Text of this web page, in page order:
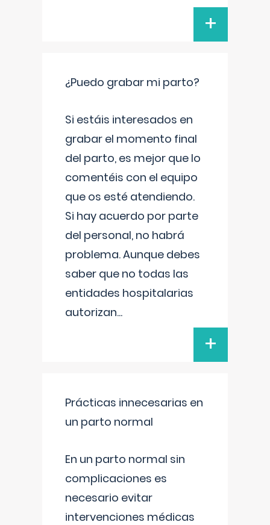
+
¿Puedo grabar mi parto?
Si estáis interesados en
grabar el momento final
del parto, es mejor que lo
comentéis con el equipo
que os esté atendiendo.
Si hay acuerdo por parte
del personal, no habrá
problema. Aunque debes
saber que no todas las
entidades hospitalarias
autorizan...
+
Prácticas innecesarias en
un parto normal
En un parto normal sin
complicaciones es
necesario evitar
intervenciones médicas